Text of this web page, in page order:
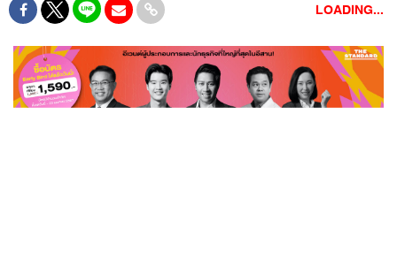
LOADING...